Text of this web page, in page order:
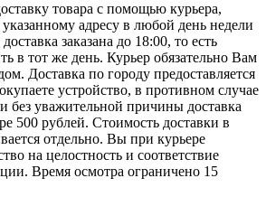
товара с помощью курьера,
адресу в любой день недели
заказана до 18:00, то есть
в тот же день. Курьер обязательно Вам
Доставка по городу предоставляется
устройство, в противном случае
без уважительной причины доставка
500 рублей. Стоимость доставки в
отдельно. Вы при курьере
на целостность и соответствие
Время осмотра ограничено 15